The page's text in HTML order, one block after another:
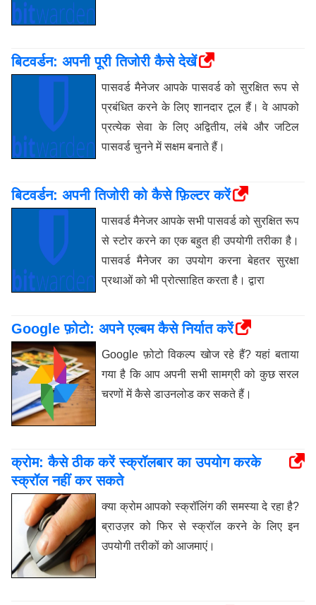
बिटवर्डन: अपनी पूरी तिजोरी कैसे देखें
पासवर्ड मैनेजर आपके पासवर्ड को सुरक्षित रूप से
प्रबंधित करने के लिए शानदार टूल हैं। वे आपको
प्रत्येक सेवा के लिए अद्वितीय, लंबे और जटिल
पासवर्ड चुनने में सक्षम बनाते हैं।
बिटवर्डन: अपनी तिजोरी को कैसे फ़िल्टर करें
पासवर्ड मैनेजर आपके सभी पासवर्ड को सुरक्षित रूप
से स्टोर करने का एक बहुत ही उपयोगी तरीका है।
पासवर्ड मैनेजर का उपयोग करना बेहतर सुरक्षा
प्रथाओं को भी प्रोत्साहित करता है। द्वारा
Google फ़ोटो: अपने एल्बम कैसे निर्यात करें
Google फ़ोटो विकल्प खोज रहे हैं? यहां बताया
गया है कि आप अपनी सभी सामग्री को कुछ सरल
चरणों में कैसे डाउनलोड कर सकते हैं।
क्रोम: कैसे ठीक करें स्क्रॉलबार का उपयोग करके
स्क्रॉल नहीं कर सकते
क्या क्रोम आपको स्क्रॉलिंग की समस्या दे रहा है?
ब्राउज़र को फिर से स्क्रॉल करने के लिए इन
उपयोगी तरीकों को आजमाएं।